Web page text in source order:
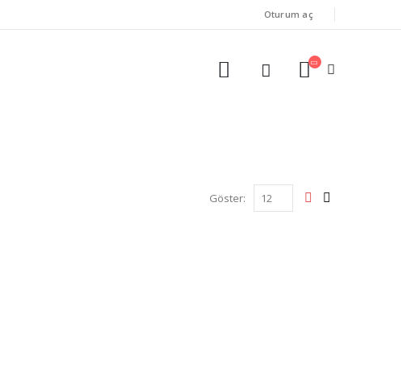
Oturum aç
Göster: